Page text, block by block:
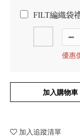
FILT編織袋
優惠
加入購物車
加入追蹤清單